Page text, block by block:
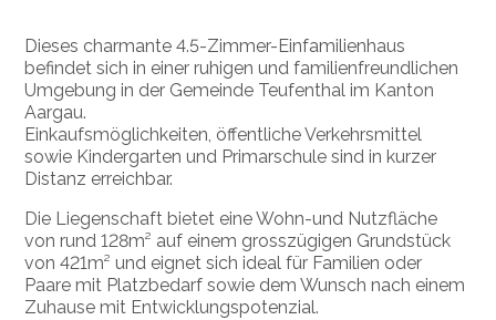
Dieses charmante 4.5-Zimmer-Einfamilienhaus
befindet sich in einer ruhigen und familienfreundlichen
Umgebung in der Gemeinde Teufenthal im Kanton
Aargau.
Einkaufsmöglichkeiten, öffentliche Verkehrsmittel
sowie Kindergarten und Primarschule sind in kurzer
Distanz erreichbar.
Die Liegenschaft bietet eine Wohn-und Nutzfläche
von rund 128m² auf einem grosszügigen Grundstück
von 421m² und eignet sich ideal für Familien oder
Paare mit Platzbedarf sowie dem Wunsch nach einem
Zuhause mit Entwicklungspotenzial.